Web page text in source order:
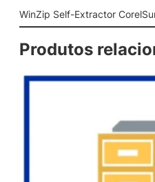
WinZip Self-Extractor
Produtos